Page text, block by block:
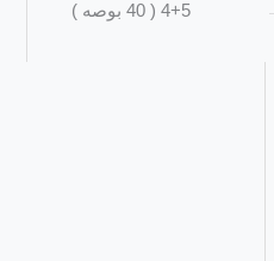
5+4 ( 40 بوصه )